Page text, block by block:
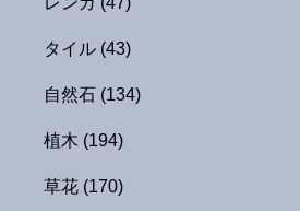
タイル (43)
自然石 (134)
植木 (194)
草花 (170)